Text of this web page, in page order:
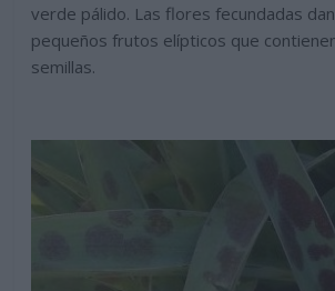
verde pálido. Las flores fecundadas
pequeños frutos elípticos que
semillas.